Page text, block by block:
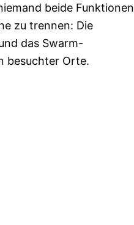
beide Funktionen
zu trennen: Die
das Swarm-
besuchter Orte.